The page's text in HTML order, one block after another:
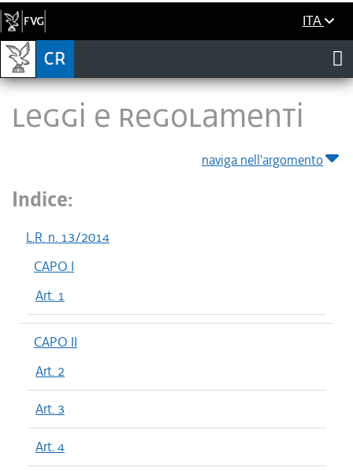
ITA
LEGGI E REGOLAMENTI
naviga nell'argomento
Indice:
L.R. n. 13/2014
CAPO I
Art. 1
CAPO II
Art. 2
Art. 3
Art. 4